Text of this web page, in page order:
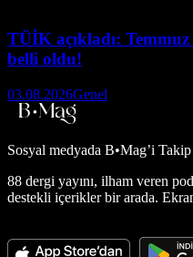
TÜİK açıkladı:
belli oldu!
03.08.2026Genel
Sosyal medyada B•Mag’i
88 dergi yayını, ilham veren
destekli içerikler bir arada.